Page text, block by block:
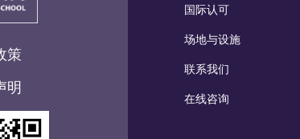
策
明
国际认可
场地与设施
联系我们
在线咨询